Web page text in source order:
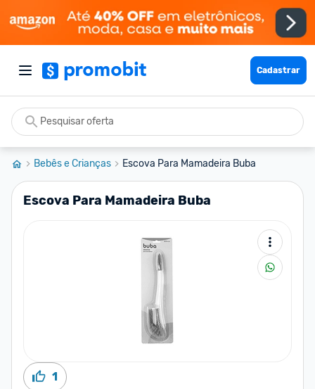
Cadastrar
Bebês e Crianças Escova Para Mamadeira Buba
Escova Para Mamadeira Buba
1